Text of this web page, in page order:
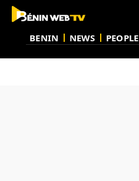
BENIN NEWS PEOPLE